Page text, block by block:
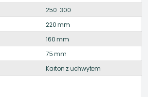
250-300
220 mm
160 mm
75 mm
Karton z uchwytem